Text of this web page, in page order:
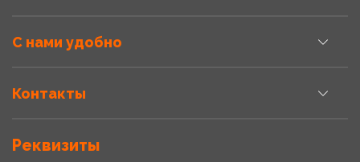
С нами удобно
Контакты
Реквизиты